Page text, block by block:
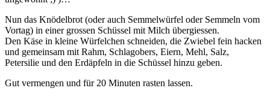
Nun das Knödelbrot (oder auch Semmelwürfel oder Semmeln vom
Vortag) in einer grossen Schüssel mit Milch übergiessen.
Den Käse in kleine Würfelchen schneiden, die Zwiebel fein hacken
und gemeinsam mit Rahm, Schlagobers, Eiern, Mehl, Salz,
Petersilie und den Erdäpfeln in die Schüssel hinzu geben.
Gut vermengen und für 20 Minuten rasten lassen.